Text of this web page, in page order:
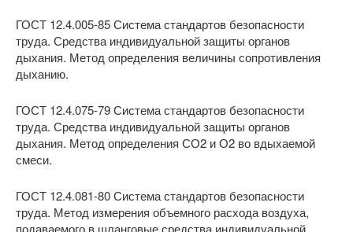
ГОСТ 12.4.005-85 Система стандартов безопасности
труда. Средства индивидуальной защиты органов
дыхания. Метод определения величины сопротивления
дыханию.
ГОСТ 12.4.075-79 Система стандартов безопасности
труда. Средства индивидуальной защиты органов
дыхания. Метод определения СО2 и О2 во вдыхаемой
смеси.
ГОСТ 12.4.081-80 Система стандартов безопасности
труда. Метод измерения объемного расхода воздуха,